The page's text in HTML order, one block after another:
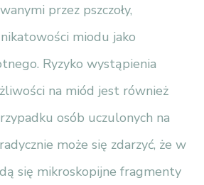
przez pszczoły,
miodu jako
Ryzyko wystąpienia
na miód jest również
osób uczulonych na
może się zdarzyć, że w
się mikroskopijne fragmenty